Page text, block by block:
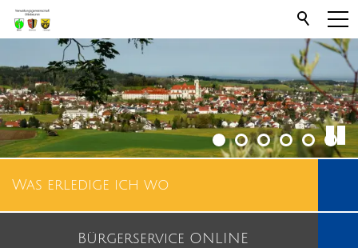
Was erledige ich wo
Bürgerservice ONLINE